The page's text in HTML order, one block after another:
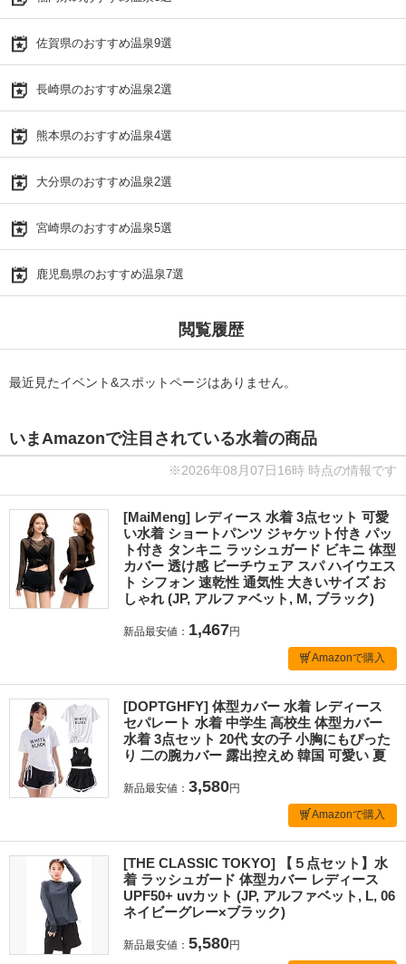
佐賀県のおすすめ温泉9選
長崎県のおすすめ温泉2選
熊本県のおすすめ温泉4選
大分県のおすすめ温泉2選
宮崎県のおすすめ温泉5選
鹿児島県のおすすめ温泉7選
閲覧履歴
最近見たイベント&スポットページはありません。
いまAmazonで注目されている水着の商品
※2026年08月07日16時 時点の情報です
[MaiMeng] レディース 水着 3点セット 可愛
い水着 ショートパンツ ジャケット付き パッ
ト付き タンキニ ラッシュガード ビキニ 体型
カバー 透け感 ビーチウェア スパ ハイウエス
ト シフォン 速乾性 通気性 大きいサイズ お
しゃれ (JP, アルファベット, M, ブラック)
新品最安値： 1,467円
Amazonで購入
[DOPTGHFY] 体型カバー 水着 レディース
セパレート 水着 中学生 高校生 体型カバー
水着 3点セット 20代 女の子 小胸にもぴった
り 二の腕カバー 露出控えめ 韓国 可愛い 夏
新品最安値： 3,580円
Amazonで購入
[THE CLASSIC TOKYO] 【５点セット】水
着 ラッシュガード 体型カバー レディース
UPF50+ uvカット (JP, アルファベット, L, 06
ネイビーグレー×ブラック)
新品最安値： 5,580円